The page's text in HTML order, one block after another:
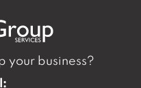
your business?